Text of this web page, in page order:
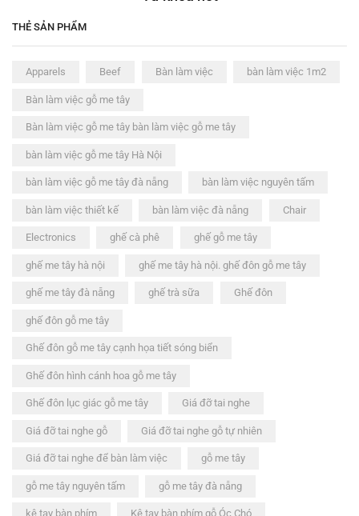
THẺ SẢN PHẨM
Apparels Beef Bàn làm việc bàn làm việc 1m2
Bàn làm việc gỗ me tây
Bàn làm việc gỗ me tây bàn làm việc gỗ me tây
bàn làm việc gỗ me tây Hà Nội
bàn làm việc gỗ me tây đà nẵng bàn làm việc nguyên tấm
bàn làm việc thiết kế bàn làm việc đà nẵng Chair
Electronics ghế cà phê ghế gỗ me tây
ghế me tây hà nội ghế me tây hà nội. ghế đôn gỗ me tây
ghế me tây đà nẵng ghế trà sữa Ghế đôn
ghế đôn gỗ me tây
Ghế đôn gỗ me tây cạnh họa tiết sóng biển
Ghế đôn hình cánh hoa gỗ me tây
Ghế đôn lục giác gỗ me tây Giá đỡ tai nghe
Giá đỡ tai nghe gỗ Giá đỡ tai nghe gỗ tự nhiên
Giá đỡ tai nghe để bàn làm việc gỗ me tây
gỗ me tây nguyên tấm gỗ me tây đà nẵng
kê tay bàn phím Kê tay bàn phím gỗ Óc Chó